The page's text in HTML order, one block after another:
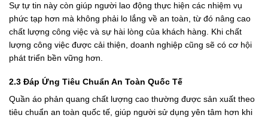
Sự tự tin này còn giúp người lao động thực hiện các nhiệm vụ
phức tạp hơn mà không phải lo lắng về an toàn, từ đó nâng cao
chất lượng công việc và sự hài lòng của khách hàng. Khi chất
lượng công việc được cải thiện, doanh nghiệp cũng sẽ có cơ hội
phát triển bền vững hơn.
2.3 Đáp Ứng Tiêu Chuẩn An Toàn Quốc Tế
Quần áo phản quang chất lượng cao thường được sản xuất theo
tiêu chuẩn an toàn quốc tế, giúp người sử dụng yên tâm hơn khi